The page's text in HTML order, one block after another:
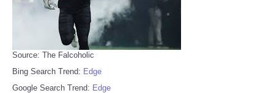
Source: The Falcoholic
Bing Search Trend: Edge
Google Search Trend: Edge